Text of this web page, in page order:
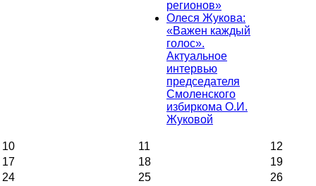
регионов»
Олеся Жукова:
«Важен каждый
голос».
Актуальное
интервью
председателя
Смоленского
избиркома О.И.
Жуковой
10 11
12
17
18
19
24
25
26